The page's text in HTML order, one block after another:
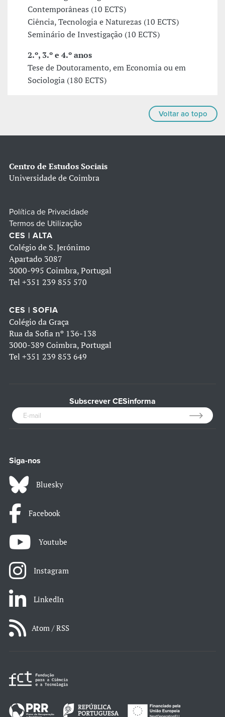
Contemporâneas (10 ECTS)
Ciência, Tecnologia e Naturezas (10 ECTS)
Seminário de Investigação (10 ECTS)
2.º, 3.º e 4.º anos
Tese de Doutoramento, em Economia ou em
Sociologia (180 ECTS)
Voltar ao topo
Centro de Estudos Sociais
Universidade de Coimbra
Política de Privacidade
Termos de Utilização
CES | ALTA
Colégio de S. Jerónimo
Apartado 3087
3000-995 Coimbra, Portugal
Tel +351 239 855 570
CES | SOFIA
Colégio da Graça
Rua da Sofia nº 136-138
3000-389 Coimbra, Portugal
Tel +351 239 853 649
Subscrever CESinforma
Siga-nos
Bluesky
Facebook
Youtube
Instagram
LinkedIn
Atom / RSS